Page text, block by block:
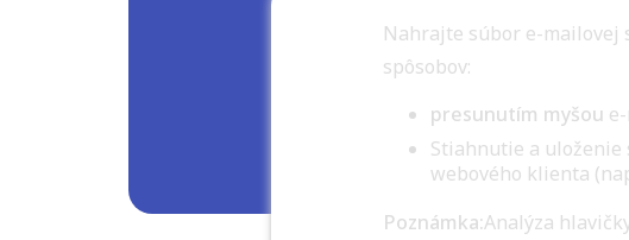
Nahrajte súbor e-mailovej
spôsobov:
presunutím myšou
Stiahnutie a uloženie
webového klienta
Poznámka:Analýza